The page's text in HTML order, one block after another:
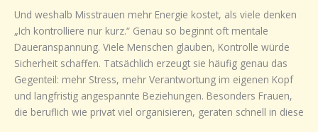
Und weshalb Misstrauen mehr Energie kostet, als viele denken
„Ich kontrolliere nur kurz.“ Genau so beginnt oft mentale
Daueranspannung. Viele Menschen glauben, Kontrolle würde
Sicherheit schaffen. Tatsächlich erzeugt sie häufig genau das
Gegenteil: mehr Stress, mehr Verantwortung im eigenen Kopf
und langfristig angespannte Beziehungen. Besonders Frauen,
die beruflich wie privat viel organisieren, geraten schnell in diese
als
ständiges
Kontrollieren